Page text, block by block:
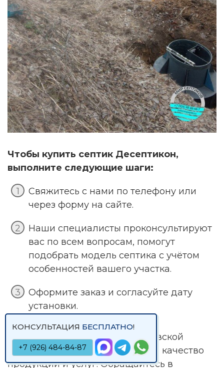
Чтобы купить септик Десептикон,
выполните следующие шаги:
Свяжитесь с нами по телефону или
через форму на сайте.
Наши специалисты проконсультируют
вас по всем вопросам, помогут
подобрать модель септика с учётом
особенностей вашего участка.
Оформите заказ и согласуйте дату
установки.
Мы работаем в Москве и Московской
области и гарантируем высокое качество
продукции и услуг. Обращайтесь в
КОНСУЛЬТАЦИЯ БЕСПЛАТНО!
+7 (926) 484-84-87